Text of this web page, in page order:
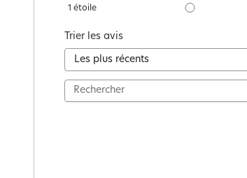
1 étoile
Trier les avis